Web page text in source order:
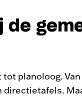
de
planoloog.
directietafels.